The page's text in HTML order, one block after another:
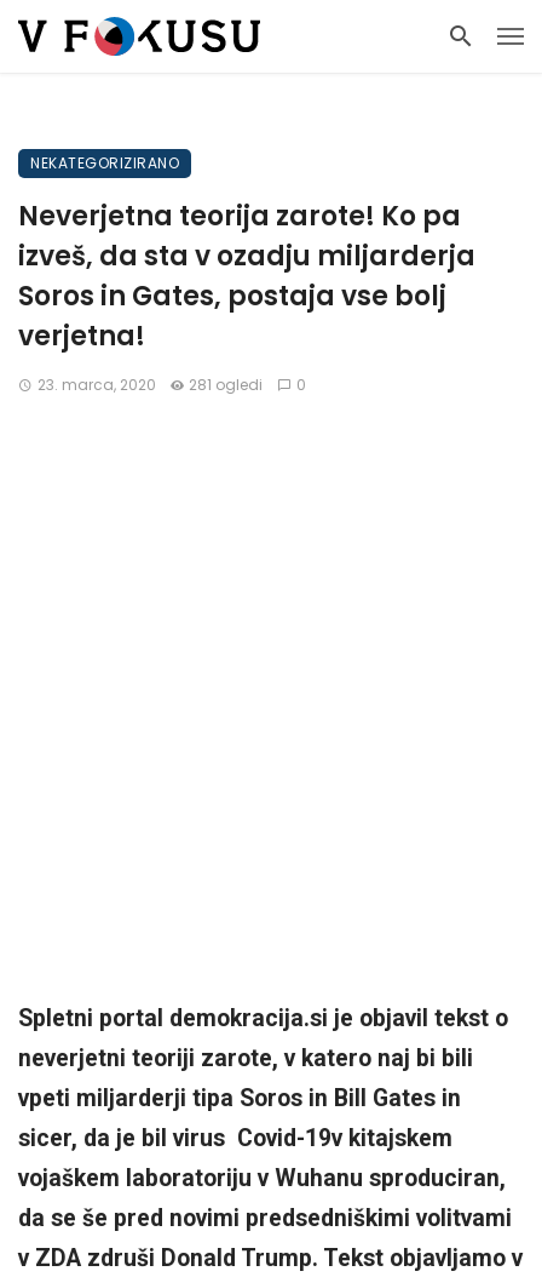
NEKATEGORIZIRANO
Neverjetna teorija zarote! Ko pa
izveš, da sta v ozadju miljarderja
Soros in Gates, postaja vse bolj
verjetna!
23. marca, 2020 281 ogledi 0
Spletni portal demokracija.si je objavil tekst o
neverjetni teoriji zarote, v katero naj bi bili
vpeti miljarderji tipa Soros in Bill Gates in
sicer, da je bil virus Covid-19v kitajskem
vojaškem laboratoriju v Wuhanu sproduciran,
da se še pred novimi predsedniškimi volitvami
v ZDA zdruši Donald Trump. Tekst objavljamo v